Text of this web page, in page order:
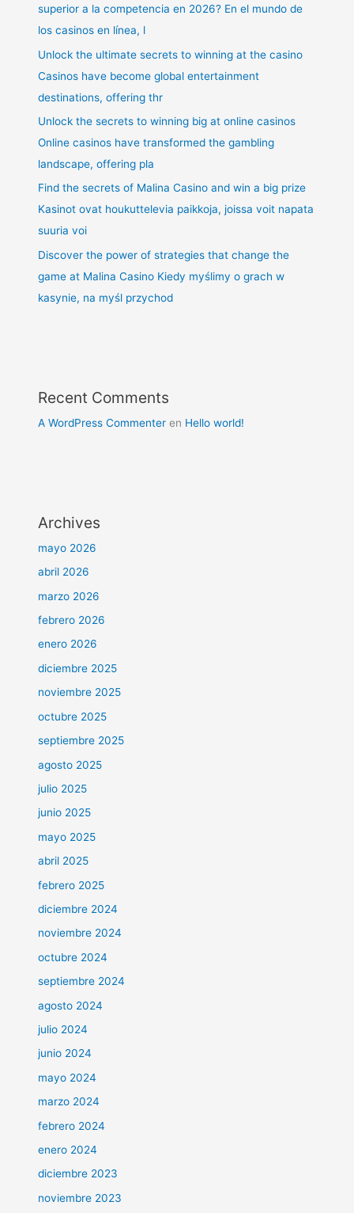
superior a la competencia en 2026? En el mundo de
los casinos en línea, l
Unlock the ultimate secrets to winning at the casino
Casinos have become global entertainment
destinations, offering thr
Unlock the secrets to winning big at online casinos
Online casinos have transformed the gambling
landscape, offering pla
Find the secrets of Malina Casino and win a big prize
Kasinot ovat houkuttelevia paikkoja, joissa voit napata
suuria voi
Discover the power of strategies that change the
game at Malina Casino Kiedy myślimy o grach w
kasynie, na myśl przychod
Recent Comments
A WordPress Commenter en Hello world!
Archives
mayo 2026
abril 2026
marzo 2026
febrero 2026
enero 2026
diciembre 2025
noviembre 2025
octubre 2025
septiembre 2025
agosto 2025
julio 2025
junio 2025
mayo 2025
abril 2025
febrero 2025
diciembre 2024
noviembre 2024
octubre 2024
septiembre 2024
agosto 2024
julio 2024
junio 2024
mayo 2024
marzo 2024
febrero 2024
enero 2024
diciembre 2023
noviembre 2023